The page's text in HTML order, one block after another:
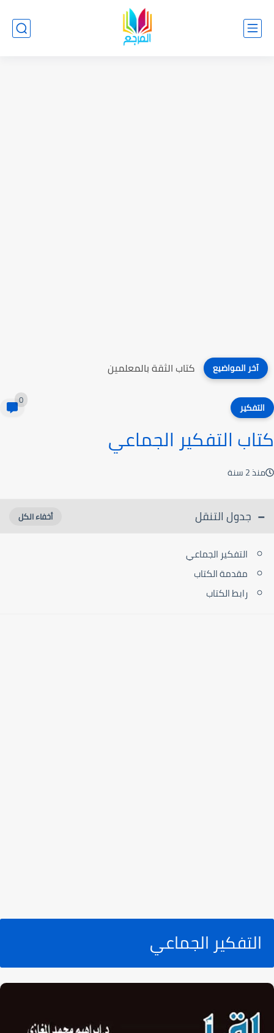
آخر المواضيع كتاب الثقة بالمعلمين
التفكير 0
كتاب التفكير الجماعي
منذ 2 سنة
جدول التنقل
التفكير الجماعي
مقدمة الكتاب
رابط الكتاب
التفكير الجماعي